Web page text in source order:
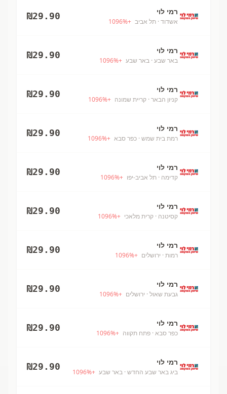
רמי לוי
אשדוד · תל אביב +
1096%
₪29.90
רמי לוי
באר שבע · באר שבע +
1096%
₪29.90
רמי לוי
קניון הבאר · קריית שמונה +
1096%
₪29.90
רמי לוי
רמת בית שמש · כפר סבא +
1096%
₪29.90
רמי לוי
קדימה · תל אביב-יפו +
1096%
₪29.90
רמי לוי
קסיטנה · קרית מלאכי +
1096%
₪29.90
רמי לוי
רמות · ירושלים +
1096%
₪29.90
רמי לוי
גבעת שאול · ירושלים +
1096%
₪29.90
רמי לוי
כפר סבא · פתח תקווה +
1096%
₪29.90
רמי לוי
ביג באר שבע החדש · באר שבע +
1096%
₪29.90